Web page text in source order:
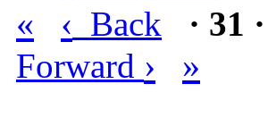
« ‹ Back · 31 ·
Forward › »